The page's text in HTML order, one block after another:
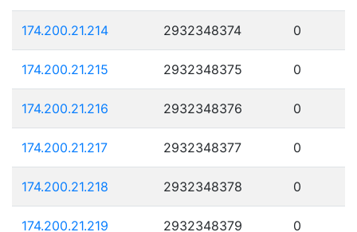
174.200.21.214 2932348374 0
174.200.21.215 2932348375 0
174.200.21.216 2932348376 0
174.200.21.217 2932348377 0
174.200.21.218 2932348378 0
174.200.21.219 2932348379 0